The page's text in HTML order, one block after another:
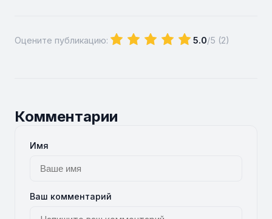
Оцените публикацию: 5.0/5 (2)
Комментарии
Имя
Ваш комментарий